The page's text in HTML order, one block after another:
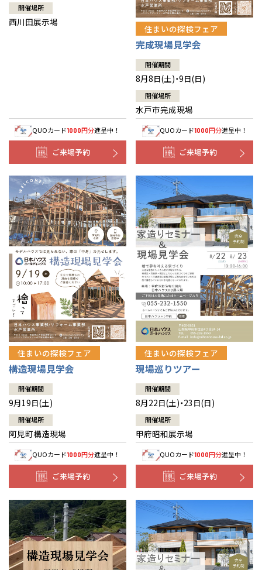
開催場所
西川田展示場
QUOカード1000円分進呈中！
ご来場予約
住まいの探検フェア
完成現場見学会
開催期間
8月8日(土)・9日(日)
開催場所
水戸市完成現場
QUOカード1000円分進呈中！
ご来場予約
住まいの探検フェア
構造現場見学会
開催期間
9月19日(土)
開催場所
阿見町構造現場
QUOカード1000円分進呈中！
ご来場予約
住まいの探検フェア
現場巡りツアー
開催期間
8月22日(土)・23日(日)
開催場所
甲府昭和展示場
QUOカード1000円分進呈中！
ご来場予約